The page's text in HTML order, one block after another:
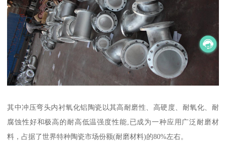
其中冲压弯头内衬氧化铝陶瓷以其高耐磨性、高硬度、耐氧化、耐
腐蚀性好和极高的耐高低温强度性能,已成为一种应用广泛耐磨材
料，占据了世界特种陶瓷市场份额(耐磨材料)的80%左右。